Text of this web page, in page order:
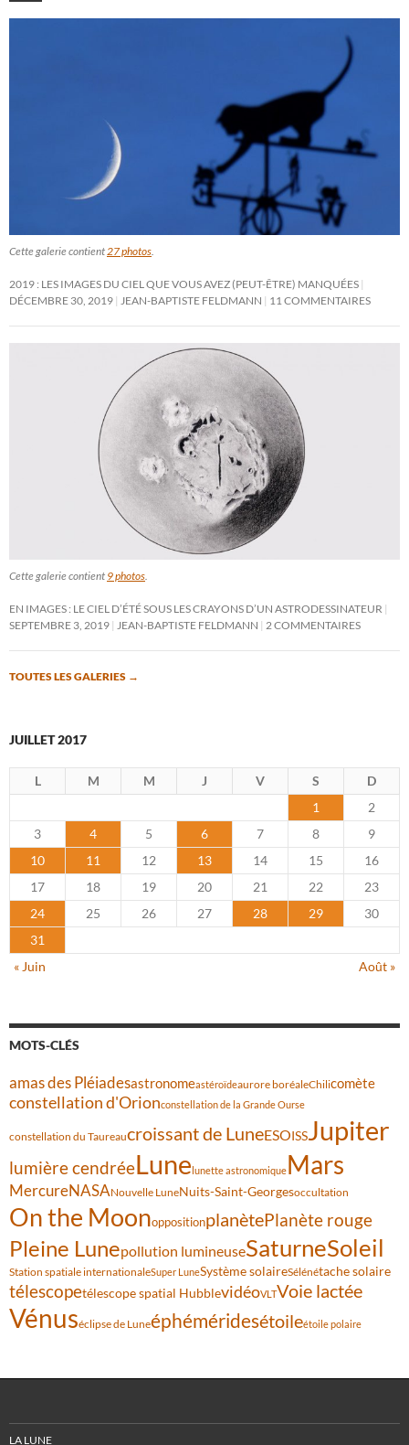
Cette galerie contient27 photos.
2019 : LES IMAGES DU CIEL QUE VOUS AVEZ (PEUT-ÊTRE) MANQUÉES
DÉCEMBRE 30, 2019 JEAN-BAPTISTE FELDMANN 11 COMMENTAIRES
Cette galerie contient 9 photos.
EN IMAGES : LE CIEL D’ÉTÉ SOUS LES CRAYONS D’UN ASTRODESSINATEUR
SEPTEMBRE 3, 2019 JEAN-BAPTISTE FELDMANN 2 COMMENTAIRES
TOUTES LES GALERIES →
JUILLET 2017
L M M J V S
D
1
2
3
4 5 6 7 8
9
10
11 12 13 14 15
16
17
18 19 20 21 22
23
24
25 26 27 28 29
30
31
« Juin
Août »
MOTS-CLÉS
amas des Pléiadesastronomeastéroïdeaurore boréaleChilicomète
constellation d'Orionconstellation de la Grande Ourse
constellation du Taureaucroissant de LuneESOISSJupiter
lumière cendréeLune lunette astronomiqueMars
MercureNASANouvelle LuneNuits-Saint-Georgesoccultation
On the MoonoppositionplanètePlanète rouge
Pleine Lunepollution lumineuseSaturneSoleil
Station spatiale internationaleSuper LuneSystème solaireSélénétache solaire
télescopetélescope spatial HubblevidéoVLTVoie lactée
Vénuséclipse de Luneéphéméridesétoileétoile polaire
LA LUNE